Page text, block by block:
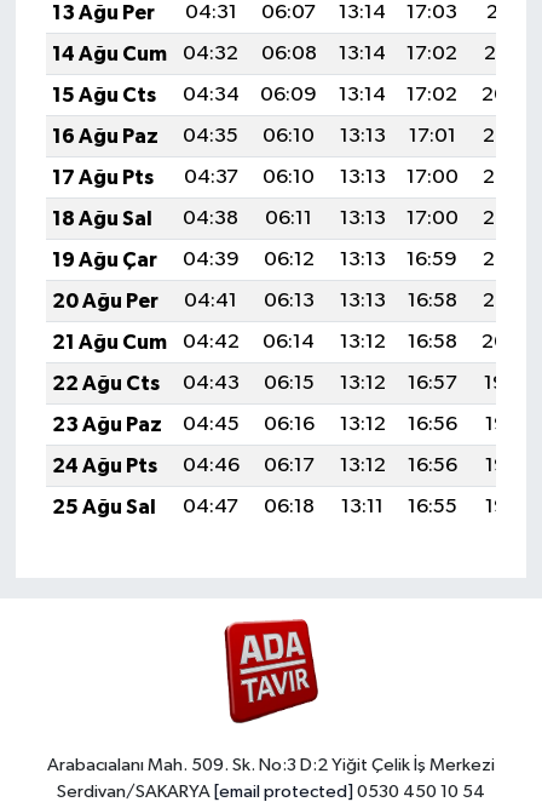
13 Ağu Per
04:31 06:07 13:14 17:03
20:11
14 Ağu Cum
04:32 06:08 13:14 17:02
20:10
15 Ağu Cts
04:34 06:09 13:14 17:02
20:09
16 Ağu Paz
04:35 06:10 13:13 17:01
20:07
17 Ağu Pts
04:37 06:10 13:13 17:00
20:06
18 Ağu Sal
04:38 06:11 13:13 17:00
20:05
19 Ağu Çar
04:39 06:12 13:13 16:59
20:03
20 Ağu Per
04:41 06:13 13:13 16:58
20:02
21 Ağu Cum
04:42 06:14 13:12 16:58
20:00
22 Ağu Cts
04:43 06:15 13:12 16:57
19:59
23 Ağu Paz
04:45 06:16 13:12 16:56
19:58
24 Ağu Pts
04:46 06:17 13:12 16:56
19:56
25 Ağu Sal
04:47 06:18 13:11 16:55 19:55
Arabacıalanı Mah. 509. Sk. No:3 D:2 Yiğit Çelik İş Merkezi
Serdivan/SAKARYA [email protected] 0530 450 10 54